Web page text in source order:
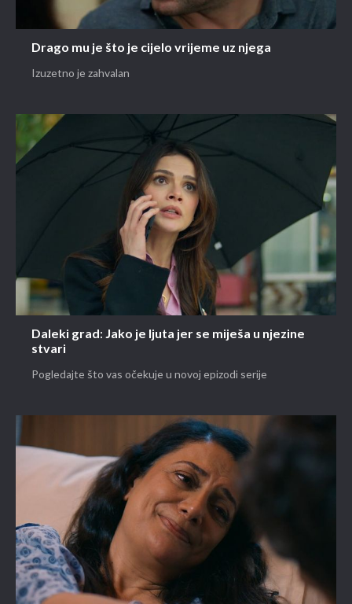
Drago mu je što je cijelo vrijeme uz njega
Izuzetno je zahvalan
Daleki grad: Jako je ljuta jer se miješa u njezine
stvari
Pogledajte što vas očekuje u novoj epizodi serije